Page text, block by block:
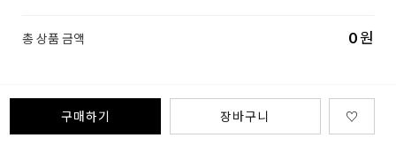
총 상품 금액 0원
구매하기 장바구니 ♡